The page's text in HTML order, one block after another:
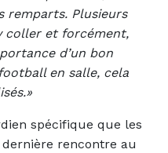
remparts. Plusieurs
coller et forcément,
d’un bon
en salle, cela
spécifique que les
rencontre au